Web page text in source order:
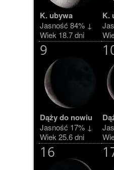
K. ubywa
Jasność 84% ↓
Wiek 18.7 dni
K.
9
Dąży do nowiu
Jasność 17% ↓
Wiek 25.6 dni
16